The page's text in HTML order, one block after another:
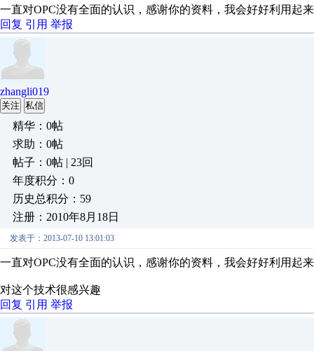
一直对OPC没有全面的认识，感谢你的资料，我会好好利用起来
回复 引用 举报
zhangli019
关注 私信
精华：0帖
求助：0帖
帖子：0帖 | 23回
年度积分：0
历史总积分：59
注册：2010年8月18日
发表于：2013-07-10 13:01:03
一直对OPC没有全面的认识，感谢你的资料，我会好好利用起来
对这个技术很感兴趣
回复 引用 举报